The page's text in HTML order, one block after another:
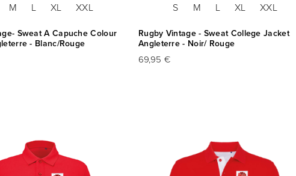
M L XL XXL
Sweat A Capuche Colour
- Blanc/Rouge
S M L XL XXL
Rugby Vintage - Sweat College Jacket
Angleterre - Noir/ Rouge
69,95 €